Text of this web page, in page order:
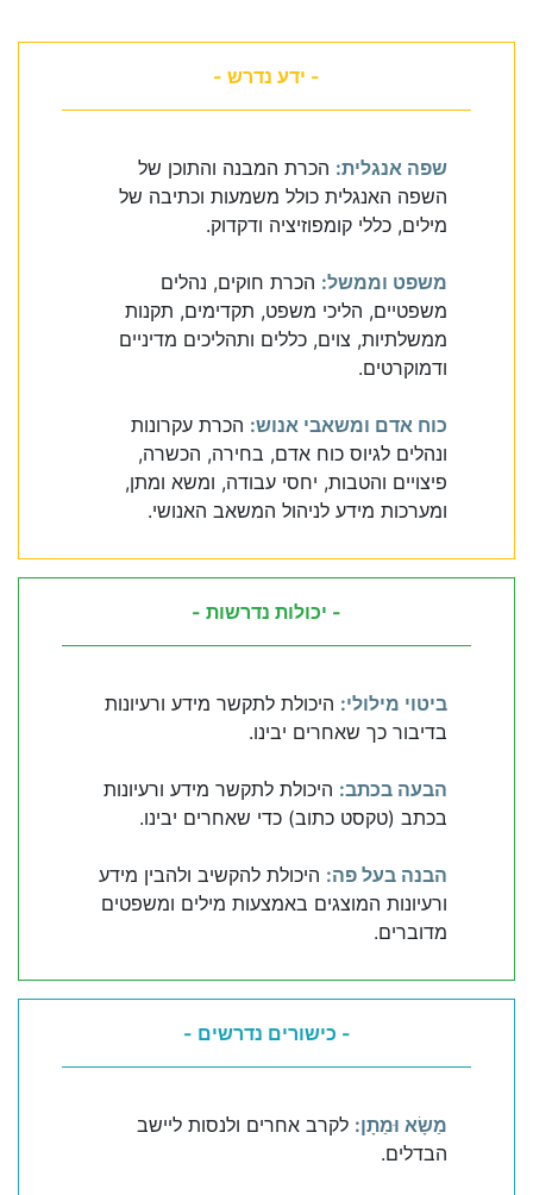
- ידע נדרש -
שפה אנגלית: הכרת המבנה והתוכן של
השפה האנגלית כולל משמעות וכתיבה של
מילים, כללי קומפוזיציה ודקדוק.
משפט וממשל: הכרת חוקים, נהלים
משפטיים, הליכי משפט, תקדימים, תקנות
ממשלתיות, צוים, כללים ותהליכים מדיניים
ודמוקרטים.
כוח אדם ומשאבי אנוש: הכרת עקרונות
ונהלים לגיוס כוח אדם, בחירה, הכשרה,
פיצויים והטבות, יחסי עבודה, ומשא ומתן,
ומערכות מידע לניהול המשאב האנושי.
- יכולות נדרשות -
ביטוי מילולי: היכולת לתקשר מידע ורעיונות
בדיבור כך שאחרים יבינו.
הבעה בכתב: היכולת לתקשר מידע ורעיונות
בכתב (טקסט כתוב) כדי שאחרים יבינו.
הבנה בעל פה: היכולת להקשיב ולהבין מידע
ורעיונות המוצגים באמצעות מילים ומשפטים
מדוברים.
- כישורים נדרשים -
מַשָׂא וּמַתָן: לקרב אחרים ולנסות ליישב
הבדלים.